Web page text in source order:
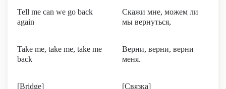
Tell me can we go back
again
Скажи мне, можем ли
мы вернуться,
Take me, take me, take me
back
Верни, верни, верни
меня.
[Bridge] [Связка]